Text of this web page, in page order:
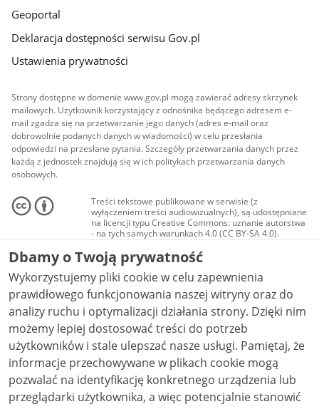
Geoportal
Deklaracja dostępności serwisu Gov.pl
Ustawienia prywatności
Strony dostępne w domenie www.gov.pl mogą zawierać adresy skrzynek
mailowych. Użytkownik korzystający z odnośnika będącego adresem e-
mail zgadza się na przetwarzanie jego danych (adres e-mail oraz
dobrowolnie podanych danych w wiadomości) w celu przesłania
odpowiedzi na przesłane pytania. Szczegóły przetwarzania danych przez
każdą z jednostek znajdują się w ich politykach przetwarzania danych
osobowych.
Treści tekstowe publikowane w serwisie (z
wyłączeniem treści audiowizualnych), są udostępniane
na licencji typu Creative Commons: uznanie autorstwa
- na tych samych warunkach 4.0 (CC BY-SA 4.0).
Materiały audiowizualne, w tym zdjęcia, materiały
audio i wideo, są udostępniane na licencji typu
Creative Commons: uznanie autorstwa użycie
niekomercyjne - bez utworów zależnych 4.0 (CC BY-
NC-ND 4.0), o ile nie jest to stwierdzone inaczej.
Dbamy o Twoją prywatność
Wykorzystujemy pliki cookie w celu zapewnienia
prawidłowego funkcjonowania naszej witryny oraz do
analizy ruchu i optymalizacji działania strony. Dzięki nim
możemy lepiej dostosować treści do potrzeb
użytkowników i stale ulepszać nasze usługi. Pamiętaj, że
informacje przechowywane w plikach cookie mogą
pozwalać na identyfikację konkretnego urządzenia lub
przeglądarki użytkownika, a więc potencjalnie stanowić